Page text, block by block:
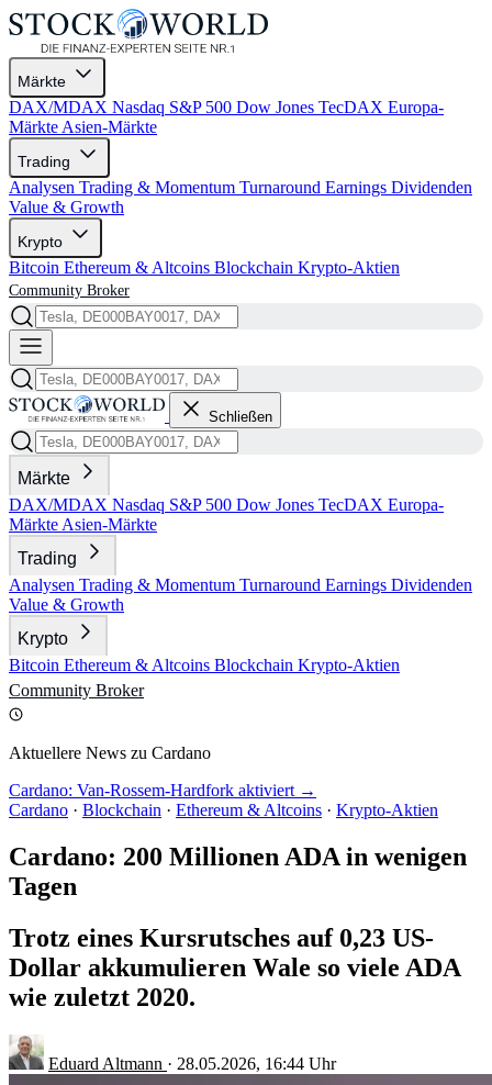
Märkte
DAX/MDAX Nasdaq S&P 500 Dow Jones TecDAX Europa-
Märkte Asien-Märkte
Trading
Analysen Trading & Momentum Turnaround Earnings Dividenden
Value & Growth
Krypto
Bitcoin Ethereum & Altcoins Blockchain Krypto-Aktien
Community Broker
Schließen
Märkte
DAX/MDAX Nasdaq S&P 500 Dow Jones TecDAX Europa-
Märkte Asien-Märkte
Trading
Analysen Trading & Momentum Turnaround Earnings Dividenden
Value & Growth
Krypto
Bitcoin Ethereum & Altcoins Blockchain Krypto-Aktien
Community Broker
Aktuellere News zu Cardano
Cardano: Van-Rossem-Hardfork aktiviert →
Cardano · Blockchain · Ethereum & Altcoins · Krypto-Aktien
Cardano: 200 Millionen ADA in wenigen
Tagen
Trotz eines Kursrutsches auf 0,23 US-
Dollar akkumulieren Wale so viele ADA
wie zuletzt 2020.
Eduard Altmann · 28.05.2026, 16:44 Uhr